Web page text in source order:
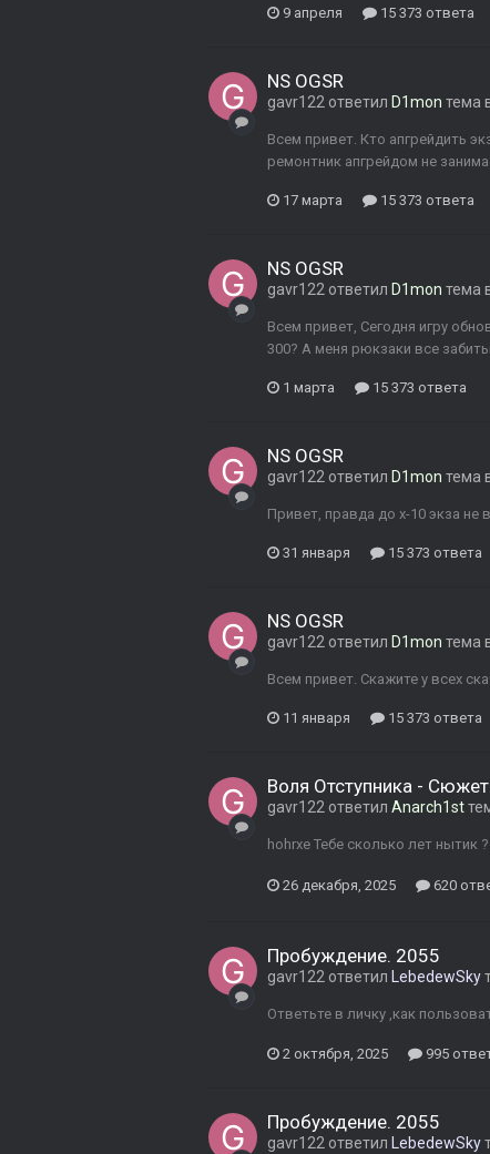
9 апреля 15 373 ответа
NS OGSR
gavr122 ответил D1mon тема
Всем привет. Кто апгрейдить
ремонтник апгрейдом не
17 марта 15 373 ответа
NS OGSR
gavr122 ответил D1mon тема
Всем привет, Сегодня игру
300? А меня рюкзаки все забиты
1 марта 15 373 ответа
NS OGSR
gavr122 ответил D1mon тема
Привет, правда до х-10 экза не
31 января 15 373 ответа
NS OGSR
gavr122 ответил D1mon тема
Всем привет. Скажите у всех
11 января 15 373 ответа
Воля Отступника -
gavr122 ответил Anarch1st
hohrxe Тебе сколько лет нытик
26 декабря, 2025 620
Пробуждение. 2055
gavr122 ответил LebedewSky
Ответьте в личку ,как
2 октября, 2025 995
Пробуждение. 2055
gavr122 ответил LebedewSky